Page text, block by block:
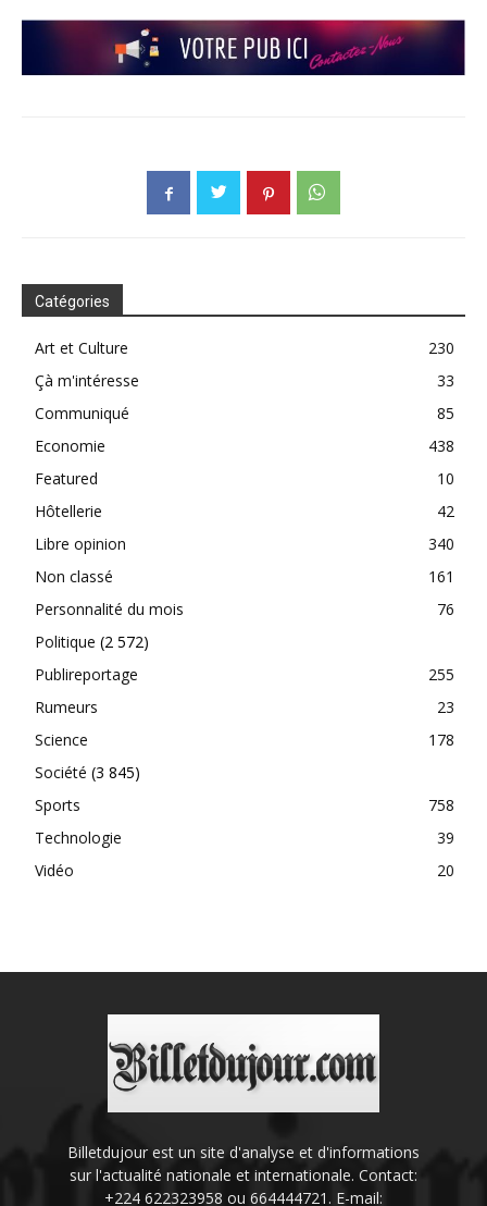
Catégories
Art et Culture
230
Çà m'intéresse
33
Communiqué
85
Economie
438
Featured
10
Hôtellerie
42
Libre opinion
340
Non classé
161
Personnalité du mois
76
Politique (2 572)
Publireportage
255
Rumeurs
23
Science
178
Société (3 845)
Sports
758
Technologie
39
Vidéo
20
Billetdujour est un site d'analyse et d'informations
sur l'actualité nationale et internationale. Contact:
+224 622323958 ou 664444721. E-mail: